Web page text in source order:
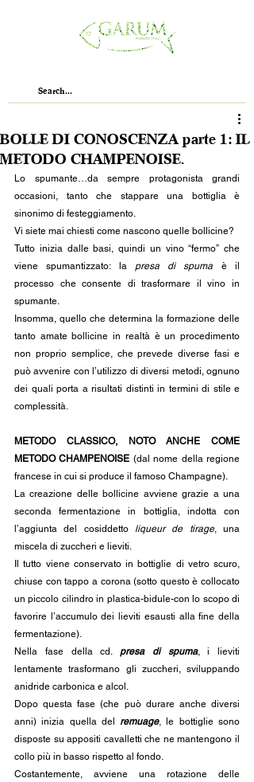
BOLLE DI CONOSCENZA parte 1: IL
METODO CHAMPENOISE.
Lo spumante…da sempre protagonista grandi
occasioni, tanto che stappare una bottiglia è
sinonimo di festeggiamento.
Vi siete mai chiesti come nascono quelle bollicine?
Tutto inizia dalle basi, quindi un vino “fermo” che
viene spumantizzato: la presa di spuma è il
processo che consente di trasformare il vino in
spumante.
Insomma, quello che determina la formazione delle
tanto amate bollicine in realtà è un procedimento
non proprio semplice, che prevede diverse fasi e
può avvenire con l’utilizzo di diversi metodi, ognuno
dei quali porta a risultati distinti in termini di stile e
complessità.
METODO CLASSICO, NOTO ANCHE COME
METODO CHAMPENOISE (dal nome della regione
francese in cui si produce il famoso Champagne).
La creazione delle bollicine avviene grazie a una
seconda fermentazione in bottiglia, indotta con
l’aggiunta del cosiddetto liqueur de tirage, una
miscela di zuccheri e lieviti.
Il tutto viene conservato in bottiglie di vetro scuro,
chiuse con tappo a corona (sotto questo è collocato
un piccolo cilindro in plastica-bidule-con lo scopo di
favorire l’accumulo dei lieviti esausti alla fine della
fermentazione).
Nella fase della cd. presa di spuma, i lieviti
lentamente trasformano gli zuccheri, sviluppando
anidride carbonica e alcol.
Dopo questa fase (che può durare anche diversi
anni) inizia quella del remuage, le bottiglie sono
disposte su appositi cavalletti che ne mantengono il
collo più in basso rispetto al fondo.
Costantemente, avviene una rotazione delle